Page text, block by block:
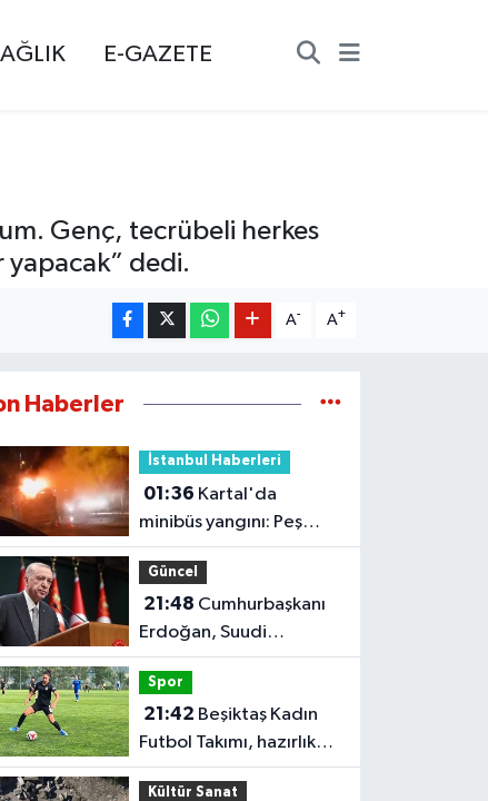
E-GAZETE
Genç, tecrübeli herkes
yapacak” dedi.
A- A+
Haberler
İstanbul Haberleri
01:36
minibüs yangını: Peş
peşe patlamalar paniğe
neden oldu
Güncel
21:48
Erdoğan, Suudi
Arabistan'ı ziyaret
edecek
Spor
21:42
Futbol Takımı, hazırlık
maçında FOMGET'i 3-1
Kültür Sanat